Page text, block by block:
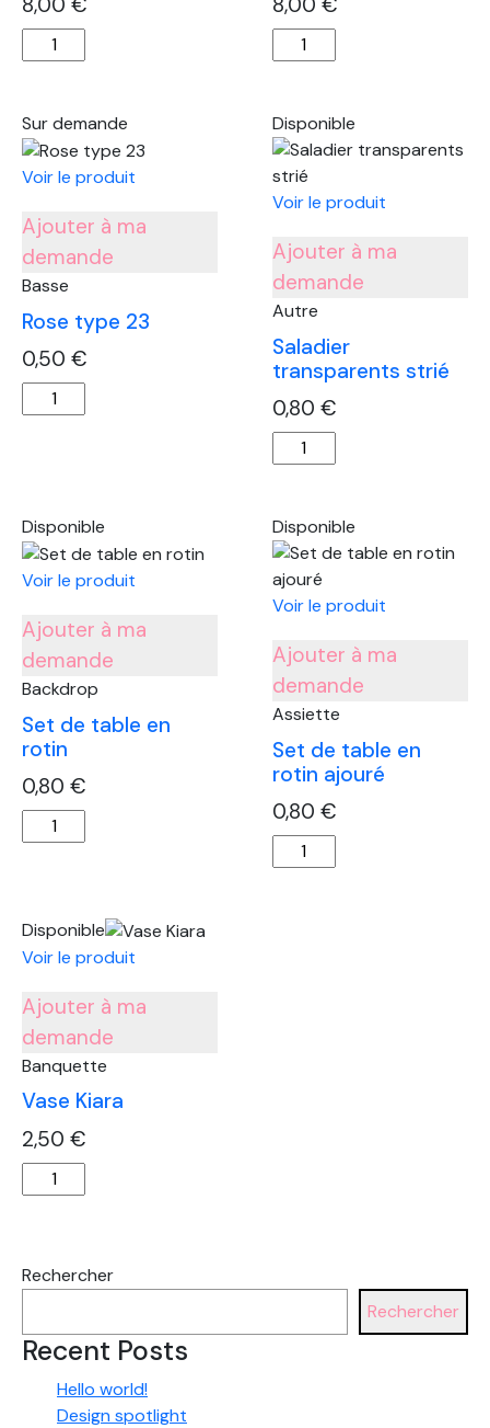
quantité
de
marocain
bicolore
quantité
de
marocain
bicolore
noir
Sur demande
Voir le produit
Ajouter à ma
demande
Basse
Rose type 23
0,50 €
quantité
de
Disponible
Voir le produit
Ajouter à ma
demande
Autre
Saladier
transparents strié
0,80 €
quantité
de
transparents
strié
Disponible
Voir le produit
Ajouter à ma
demande
Backdrop
Set de table en
rotin
0,80 €
quantité
de
table
en
Disponible
Voir le produit
Ajouter à ma
demande
Assiette
Set de table en
rotin ajouré
0,80 €
quantité
de
Disponible
Voir le produit
Ajouter à ma
demande
Banquette
Vase Kiara
2,50 €
quantité
de
Rechercher
Rechercher
Recent Posts
Hello world!
Design spotlight